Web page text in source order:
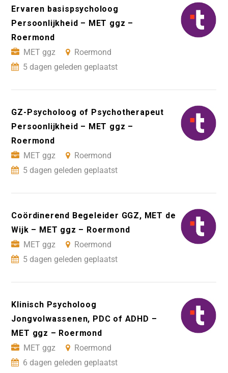
Ervaren basispsycholoog
Persoonlijkheid – MET ggz –
Roermond
MET ggz
Roermond
5 dagen geleden geplaatst
GZ-Psycholoog of Psychotherapeut
Persoonlijkheid – MET ggz –
Roermond
MET ggz
Roermond
5 dagen geleden geplaatst
Coördinerend Begeleider GGZ, MET de
Wijk – MET ggz – Roermond
MET ggz
Roermond
5 dagen geleden geplaatst
Klinisch Psycholoog
Jongvolwassenen, PDC of ADHD –
MET ggz – Roermond
MET ggz
Roermond
6 dagen geleden geplaatst